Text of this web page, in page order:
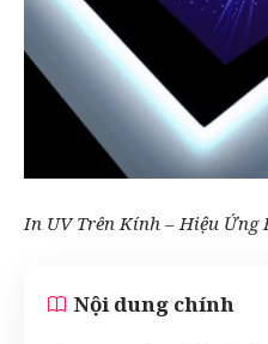
In UVTrên Kính – Hiệu Ứng
Nội dung chính